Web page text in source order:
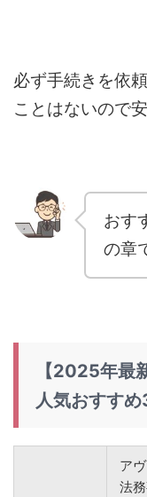
必ず手続きを依
ことはないので
おす
の章
【2025年最
人気おすす
ア
法